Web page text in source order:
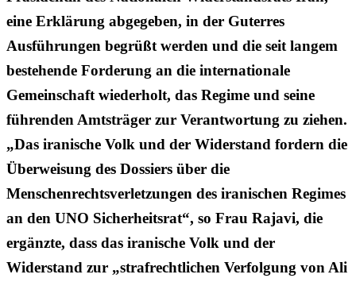
eine Erklärung abgegeben, in der Guterres
Ausführungen begrüßt werden und die seit langem
bestehende Forderung an die internationale
Gemeinschaft wiederholt, das Regime und seine
führenden Amtsträger zur Verantwortung zu ziehen.
„Das iranische Volk und der Widerstand fordern die
Überweisung des Dossiers über die
Menschenrechtsverletzungen des iranischen Regimes
an den UNO Sicherheitsrat“, so Frau Rajavi, die
ergänzte, dass das iranische Volk und der
Widerstand zur „strafrechtlichen Verfolgung von Ali